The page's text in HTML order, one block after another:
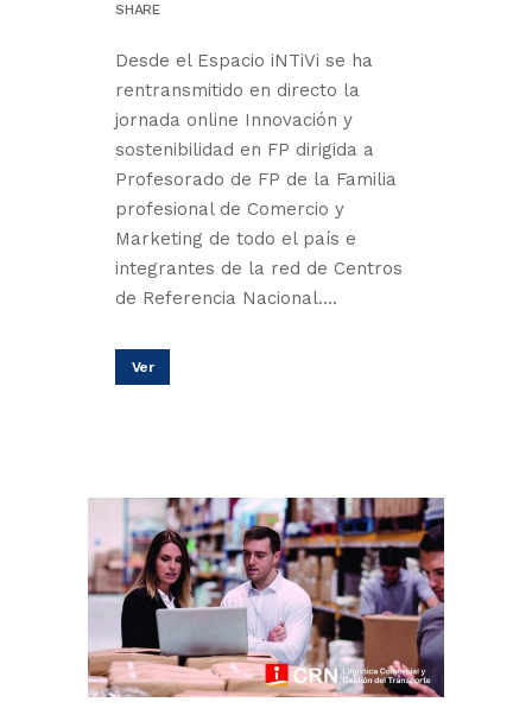
SHARE
Desde el Espacio iNTiVi se ha
rentransmitido en directo la
jornada online Innovación y
sostenibilidad en FP dirigida a
Profesorado de FP de la Familia
profesional de Comercio y
Marketing de todo el país e
integrantes de la red de Centros
de Referencia Nacional....
Ver